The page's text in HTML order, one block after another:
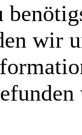
wir